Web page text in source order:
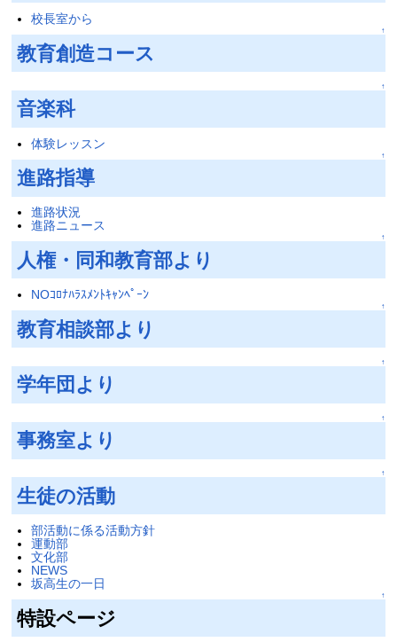
校長室から
↑
教育創造コース
↑
音楽科
体験レッスン
↑
進路指導
進路状況
進路ニュース
↑
人権・同和教育部より
NOｺﾛﾅﾊﾗｽﾒﾝﾄｷｬﾝﾍﾟｰﾝ
↑
教育相談部より
↑
学年団より
↑
事務室より
↑
生徒の活動
部活動に係る活動方針
運動部
文化部
NEWS
坂高生の一日
↑
特設ページ